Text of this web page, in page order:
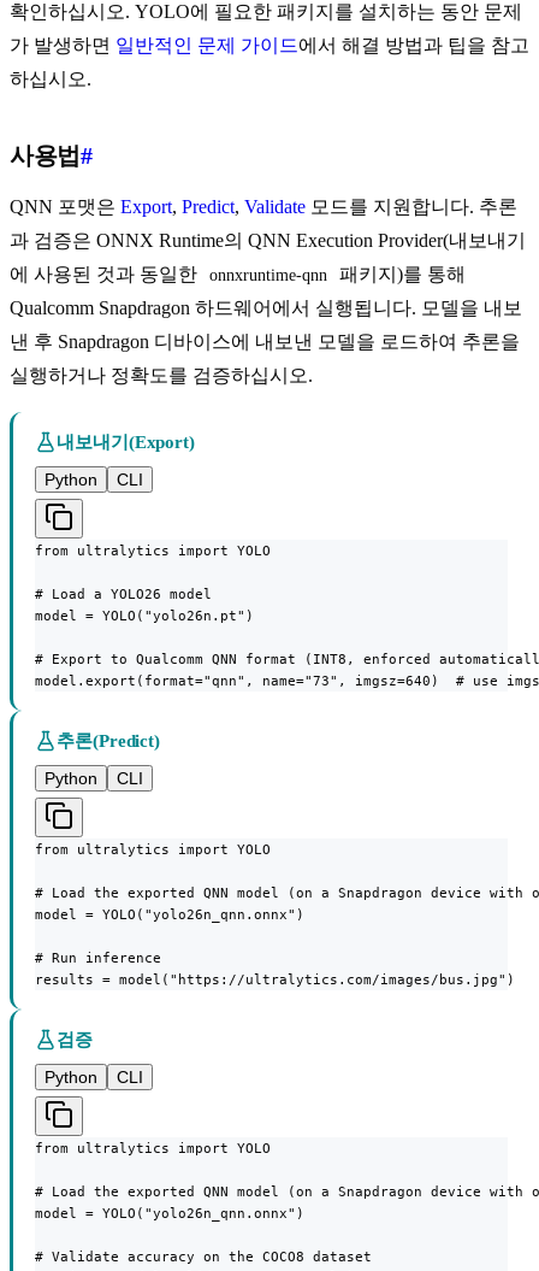
확인하십시오. YOLO에 필요한 패키지를 설치하는 동안 문제
가 발생하면 일반적인 문제 가이드에서 해결 방법과 팁을 참고
하십시오.
사용법#
QNN 포맷은 Export, Predict, Validate 모드를 지원합니다. 추론
과 검증은 ONNX Runtime의 QNN Execution Provider(내보내기
에 사용된 것과 동일한
onnxruntime-qnn
패키지)를 통해
Qualcomm Snapdragon 하드웨어에서 실행됩니다. 모델을 내보
낸 후 Snapdragon 디바이스에 내보낸 모델을 로드하여 추론을
실행하거나 정확도를 검증하십시오.
내보내기(Export)
Python
CLI
from ultralytics import YOLO
# Load a YOLO26 model
model = YOLO("yolo26n.pt")
# Export to Qualcomm QNN format (INT8, enforced
model.export(format="qnn", name="73", imgsz=640)  # use
추론(Predict)
Python
CLI
from ultralytics import YOLO
# Load the exported QNN model (on a Snapdragon device with
model = YOLO("yolo26n_qnn.onnx")
# Run inference
results = model("https://ultralytics.com/images/bus.jpg")
검증
Python
CLI
from ultralytics import YOLO
# Load the exported QNN model (on a Snapdragon device with
model = YOLO("yolo26n_qnn.onnx")
# Validate accuracy on the COCO8 dataset